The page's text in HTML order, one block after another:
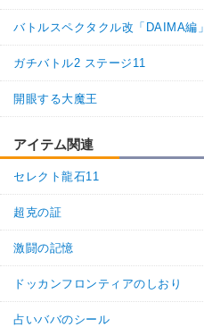
バトルスペクタクル改「DAIMA編」
ガチバトル2 ステージ11
開眼する大魔王
アイテム関連
セレクト龍石11
超克の証
激闘の記憶
ドッカンフロンティアのしおり
占いババのシール